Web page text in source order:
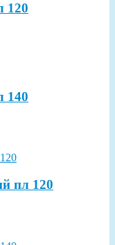
120
140
пл 120